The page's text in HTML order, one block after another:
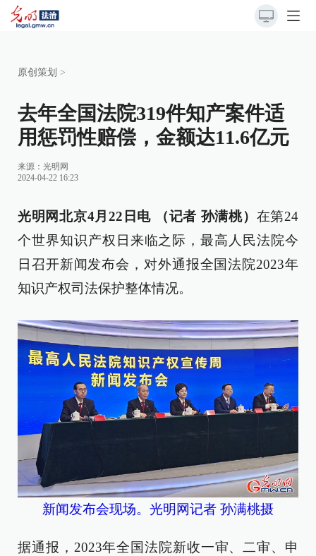
原创策划 >
去年全国法院319件知产案件适
用惩罚性赔偿，金额达11.6亿元
来源： 光明网
2024-04-22 16:23
光明网北京4月22日电 （记者 孙满桃） 在第24
个世界知识产权日来临之际，最高人民法院今
日召开新闻发布会，对外通报全国法院2023年
知识产权司法保护整体情况。
新闻发布会现场。光明网记者 孙满桃摄
据通报，2023年全国法院新收一审、二审、申